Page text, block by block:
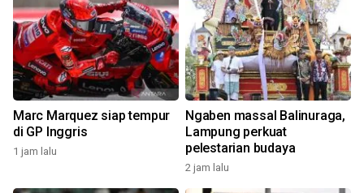
Marc Marquez siap tempur
di GP Inggris
1 jam lalu
Ngaben massal Balinuraga,
Lampung perkuat
pelestarian budaya
2 jam lalu